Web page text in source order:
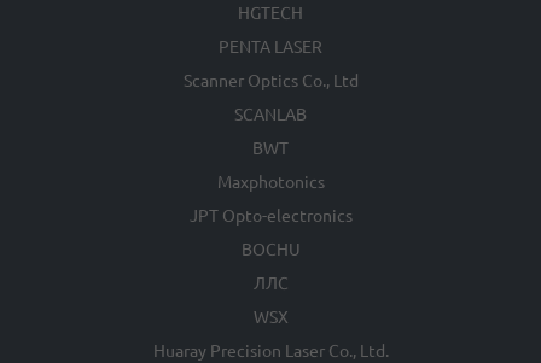
HGTECH
PENTA LASER
Scanner Optics Co., Ltd
SCANLAB
BWT
Maxphotonics
JPT Opto-electronics
BOCHU
ЛЛС
WSX
Huaray Precision Laser Co., Ltd.